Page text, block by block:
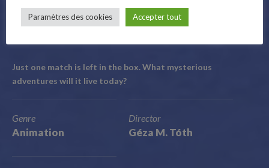
Follow Us
by Géza M. Tóth
Just one match is left in the box. What mysterious
adventures will it live today?
Genre
Animation
Director
Géza M. Tóth
Paramètres des cookies Accepter tout